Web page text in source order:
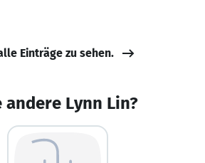
Einträge zu sehen.
andere Lynn Lin?